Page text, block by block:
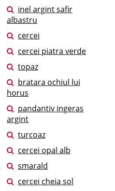
inel argint safir
albastru
cercei
cercei piatra verde
topaz
bratara ochiul lui
horus
pandantiv ingeras
argint
turcoaz
cercei opal alb
smarald
cercei cheia sol